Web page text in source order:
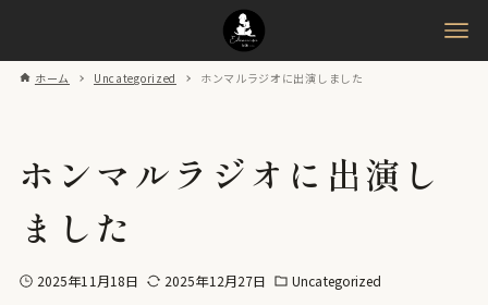
ホーム Uncategorized ホンマルラジオに出演しました
ホンマルラジオに出演し
ました
2025年11月18日 2025年12月27日 Uncategorized